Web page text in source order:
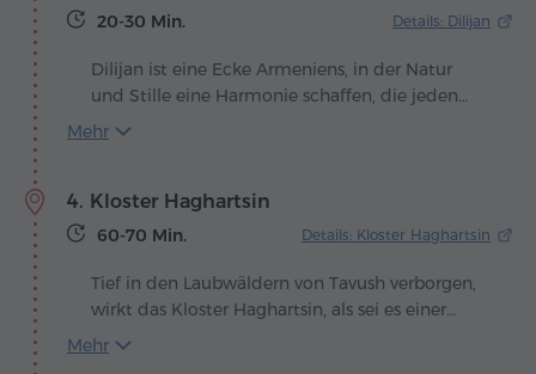
Sevanavank errichten – den geistigen Wächter
20-30 Min. Details: Dilijan
Dilijan ist eine Ecke Armeniens, in der Natur
und Stille eine Harmonie schaffen, die jeden
Besucher in ihren Bann zieht. Versteckt
Tals des Aghstev-Flusses, wo die Luft nach
Kiefernduft und frischen Bergbächen riecht. Die
wunderschöne, in den Wäldern verborgene
Sehenswürdigkeiten: die Seen Parz und Gosh,
zahlreiche Volkssagen inspiriert haben und die
Mehr
4. Kloster Haghartsin
60-70 Min. Details: Kloster Haghartsin
Tief in den Laubwäldern von Tavush verborgen,
wirkt das Kloster Haghartsin, als sei es einer
alten Handschrift entsprungen, in der
Mehr